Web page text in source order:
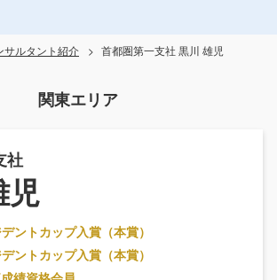
サルタント紹介 首都圏第一支社 黒川 雄児
関東エリア
社
児
ントカップ入賞（本賞）
ントカップ入賞（本賞）